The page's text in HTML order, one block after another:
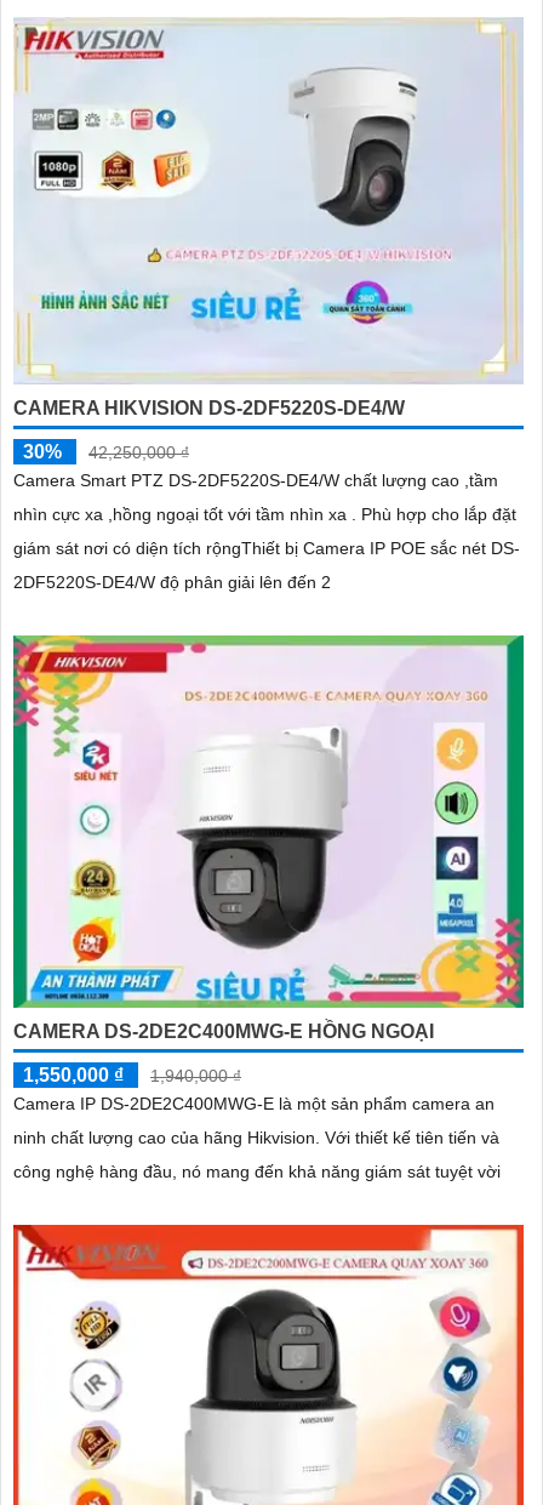
CAMERA HIKVISION DS-2DF5220S-DE4/W
30%
42,250,000 ₫
Camera Smart PTZ DS-2DF5220S-DE4/W chất lượng cao ,tầm
nhìn cực xa ,hồng ngoại tốt với tầm nhìn xa . Phù hợp cho lắp đặt
giám sát nơi có diện tích rộngThiết bị Camera IP POE sắc nét DS-
2DF5220S-DE4/W độ phân giải lên đến 2
CAMERA DS-2DE2C400MWG-E HỒNG NGOẠI
1,550,000 ₫
1,940,000 ₫
Camera IP DS-2DE2C400MWG-E là một sản phẩm camera an
ninh chất lượng cao của hãng Hikvision. Với thiết kế tiên tiến và
công nghệ hàng đầu, nó mang đến khả năng giám sát tuyệt vời